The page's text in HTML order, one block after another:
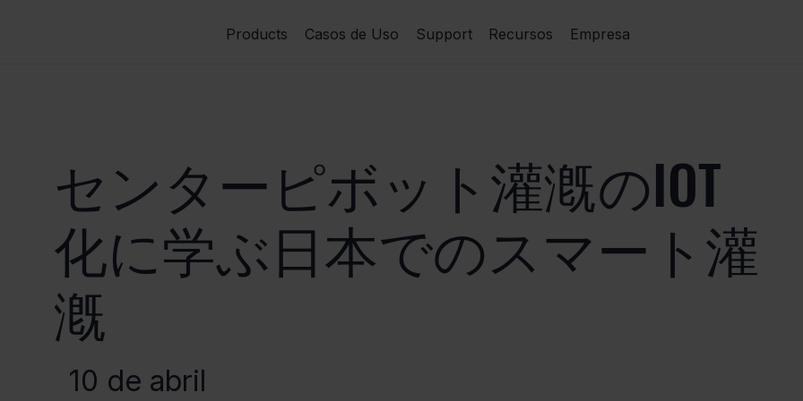
Products Casos de Uso Support Recursos Empresa
センターピボット灌漑のIOT
化に学ぶ日本でのスマート灌
漑
10 de abril